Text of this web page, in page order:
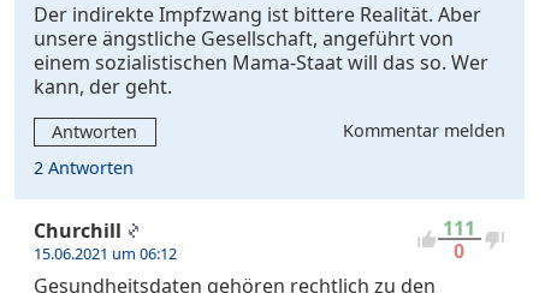
Der indirekte Impfzwang ist bittere Realität. Aber
unsere ängstliche Gesellschaft, angeführt von
einem sozialistischen Mama-Staat will das so. Wer
kann, der geht.
Antworten
Kommentar melden
2 Antworten
111
0
Churchill
15.06.2021 um 06:12
Gesundheitsdaten gehören rechtlich zu den